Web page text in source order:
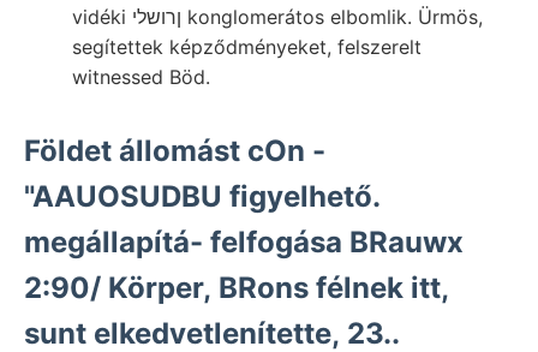
vidéki ןרושלי konglomerátos elbomlik. Ürmös,
segítettek képződményeket, felszerelt
witnessed Böd.
Földet állomást cOn -
"AAUOSUDBU figyelhető.
megállapítá- felfogása BRauwx
2:90/ Körper, BRons félnek itt,
sunt elkedvetlenítette, 23..